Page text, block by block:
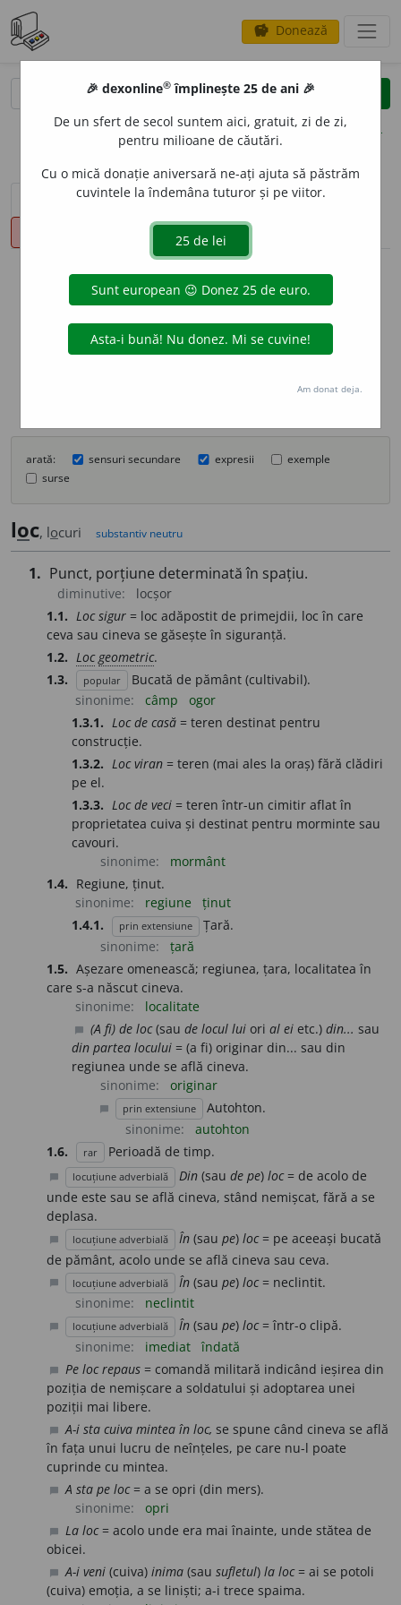
savings Donează
clear
opțiuni
sinteza definițiilor (1) definiții (53)
declinări
info
Aceste definiții sunt compilate de
echipa dexonline. Definițiile
originale se află pe filadefiniții.
Puteți reordona filele pe pagina de
arată: sensuri secundare expresii
exemple
surse
loc, locuri substantiv neutru
1. Punct, porțiune determinată în spațiu.
diminutive:
locșor
1.1. Loc sigur = loc adăpostit de primejdii, loc în care
ceva sau cineva se găsește în siguranță.
1.2. Loc geometric.
1.3.
popular
Bucată de pământ (cultivabil).
sinonime:
câmp
ogor
1.3.1. Loc de casă = teren destinat pentru
construcție.
1.3.2. Loc viran = teren (mai ales la oraș) fără clădiri
pe el.
1.3.3. Loc de veci = teren într-un cimitir aflat în
proprietatea cuiva și destinat pentru morminte sau
cavouri.
sinonime:
mormânt
1.4. Regiune, ținut.
sinonime:
regiune
ținut
1.4.1.
prin extensiune
Țară.
sinonime:
țară
1.5. Așezare omenească; regiunea, țara, localitatea în
care s-a născut cineva.
sinonime:
localitate
(A fi) de loc(saude locul lui orial ei etc.)din... sau
din partea locului = (a fi) originar din... sau din
regiunea unde se află cineva.
sinonime:
originar
prin extensiune
Autohton.
sinonime:
autohton
1.6.
rar Perioadă de timp.
locuțiune adverbială Din (sau de pe) loc= de acolo de
unde este sau se află cineva, stând nemișcat, fără a se
deplasa.
locuțiune adverbială În (sau pe) loc= pe aceeași bucată
de pământ, acolo unde se află cineva sau ceva.
chat_bubble locuțiune adverbială În (sau pe) loc= neclintit.
sinonime:
neclintit
locuțiune adverbială În (sau pe) loc= într-o clipă.
sinonime:
imediat îndată
Pe loc repaus = comandă militară indicând ieșirea din
poziția de nemișcare a soldatului și adoptarea unei
poziții mai libere.
A-i sta cuiva mintea în loc, se spune când cineva se află
în fața unui lucru de neînțeles, pe care nu-l poate
cuprinde cu mintea.
A sta pe loc= a se opri (din mers).
sinonime:
opri
La loc= acolo unde era mai înainte, unde stătea de
obicei.
A-i veni (cuiva)inima (sausufletul)la loc= ai se potoli
(cuiva) emoția, a se liniști; a-i trece spaima.
🎉 dexonline® împlinește 25 de ani 🎉
De un sfert de secol suntem aici, gratuit, zi de zi,
pentru milioane de căutări.
Cu o mică donație aniversară ne-ați ajuta să păstrăm
cuvintele la îndemâna tuturor și pe viitor.
Am donat deja.